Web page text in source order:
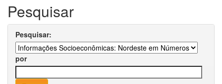
Pesquisar
Pesquisar:
por